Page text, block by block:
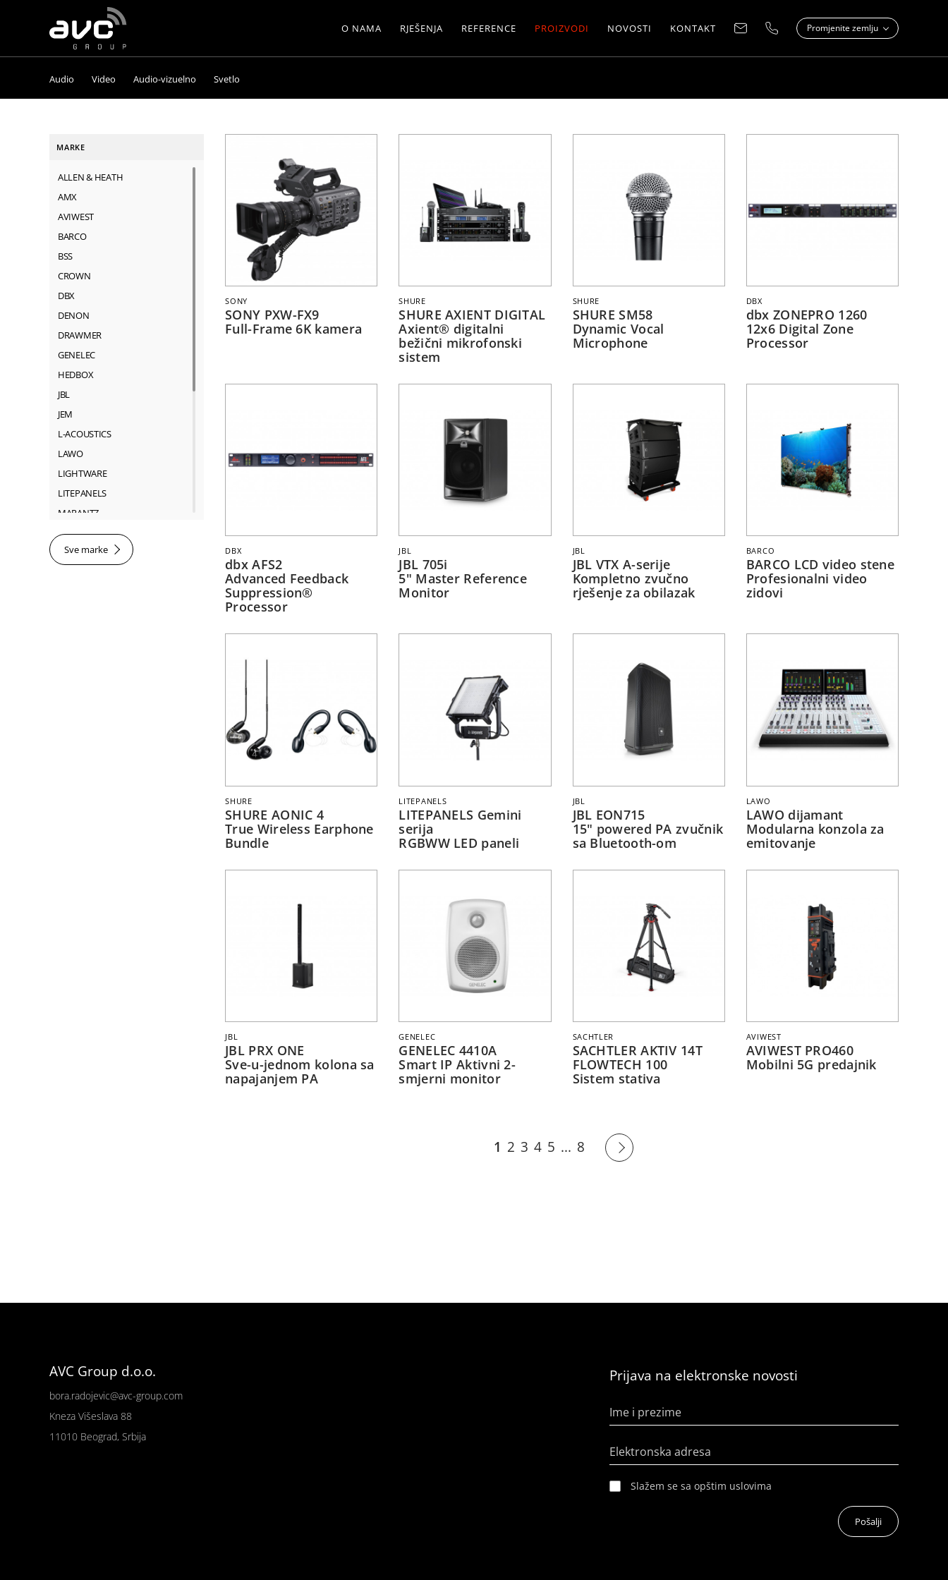
AVC
Group
O NAMA RJEŠENJA REFERENCE PROIZVODI NOVOSTI KONTAKT Promjenite zemlju
Audio Video Audio-vizuelno Svetlo
MARKE
ALLEN & HEATH
AMX
AVIWEST
BARCO
BSS
CROWN
DBX
DENON
DRAWMER
GENELEC
HEDBOX
JBL
JEM
L-ACOUSTICS
LAWO
LIGHTWARE
LITEPANELS
MARANTZ
MARTIN
NEUTRIK
Sve marke
SONY
SONY PXW-FX9
Full-Frame 6K kamera
SHURE
SHURE AXIENT DIGITAL
Axient® digitalni
bežični mikrofonski
sistem
SHURE
SHURE SM58
Dynamic Vocal
Microphone
DBX
dbx ZONEPRO 1260
12x6 Digital Zone
Processor
DBX
dbx AFS2
Advanced Feedback
Suppression®
Processor
JBL
JBL 705i
5" Master Reference
Monitor
JBL
JBL VTX A-serije
Kompletno zvučno
rješenje za obilazak
BARCO
BARCO LCD video stene
Profesionalni video
zidovi
SHURE
SHURE AONIC 4
True Wireless Earphone
Bundle
LITEPANELS
LITEPANELS Gemini
serija
RGBWW LED paneli
JBL
JBL EON715
15" powered PA zvučnik
sa Bluetooth-om
LAWO
LAWO dijamant
Modularna konzola za
emitovanje
JBL
JBL PRX ONE
Sve-u-jednom kolona sa
napajanjem PA
GENELEC
GENELEC 4410A
Smart IP Aktivni 2-
smjerni monitor
SACHTLER
SACHTLER AKTIV 14T
FLOWTECH 100
Sistem stativa
AVIWEST
AVIWEST PRO460
Mobilni 5G predajnik
1 2 3 4 5 ... 8
AVC Group d.o.o.
bora.radojevic@avc-group.com
Kneza Višeslava 88
11010 Beograd, Srbija
Prijava na elektronske novosti
Ime i prezime
Elektronska adresa
Slažem se sa opštim uslovima
Pošalji